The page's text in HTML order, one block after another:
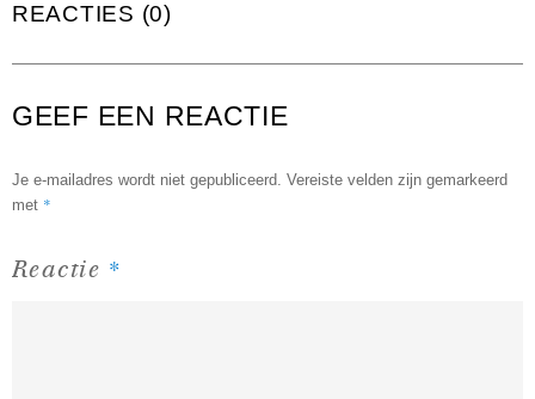
REACTIES (0)
GEEF EEN REACTIE
Je e-mailadres wordt niet gepubliceerd. Vereiste velden zijn gemarkeerd
met *
Reactie *